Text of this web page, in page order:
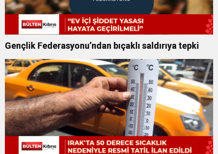
Gençlik Federasyonu’ndan bıçaklı saldırıya tepki